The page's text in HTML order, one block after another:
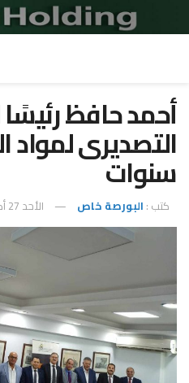
أحمد حافظ
سنوات
كتب : البورصة خاص الأحد 27 أكتوبر 2024